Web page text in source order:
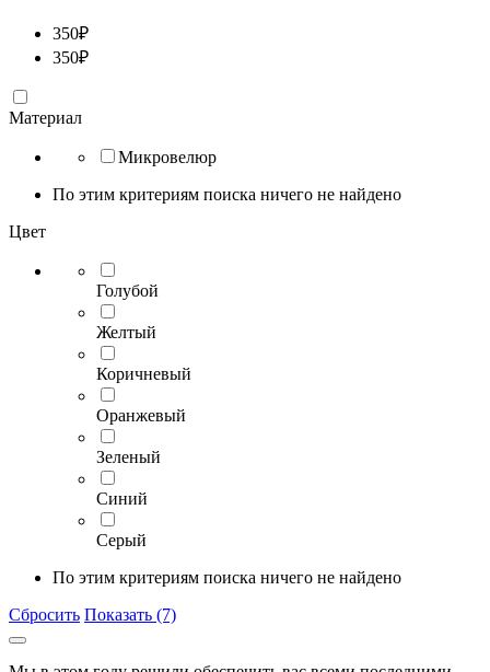
350₽
350₽
Материал
Микровелюр
По этим критериям поиска ничего не найдено
Цвет
Голубой
Желтый
Коричневый
Оранжевый
Зеленый
Синий
Серый
По этим критериям поиска ничего не найдено
Сбросить Показать (7)